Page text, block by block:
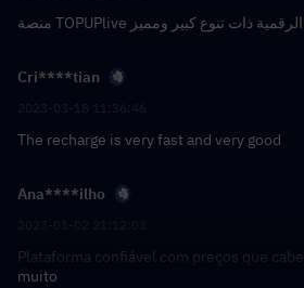
Cri****tian
The recharge is very fast and very good
Ana****ilho
Plataforma confiável com preços que
muito